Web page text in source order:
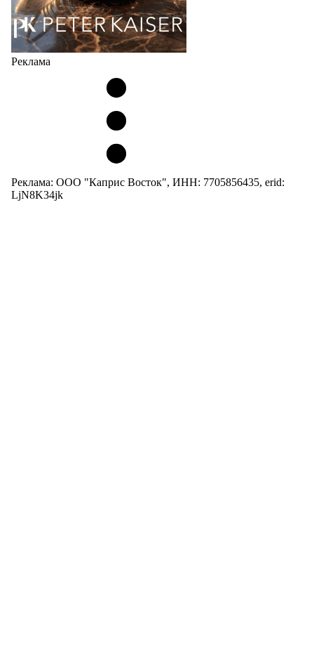
Реклама
Реклама: ООО "Каприс Восток", ИНН: 7705856435, erid:
LjN8K34jk